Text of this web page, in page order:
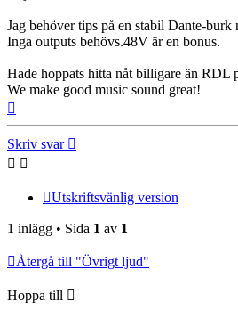
Jag behöver tips på en stabil Dante-
Inga outputs behövs.48V är en bonus.
Hade hoppats hitta nåt billigare än RDL
We make good music sound great!
Skriv svar
Utskriftsvänlig version
1 inlägg • Sida 1 av 1
Återgå till "Övrigt ljud"
Hoppa till